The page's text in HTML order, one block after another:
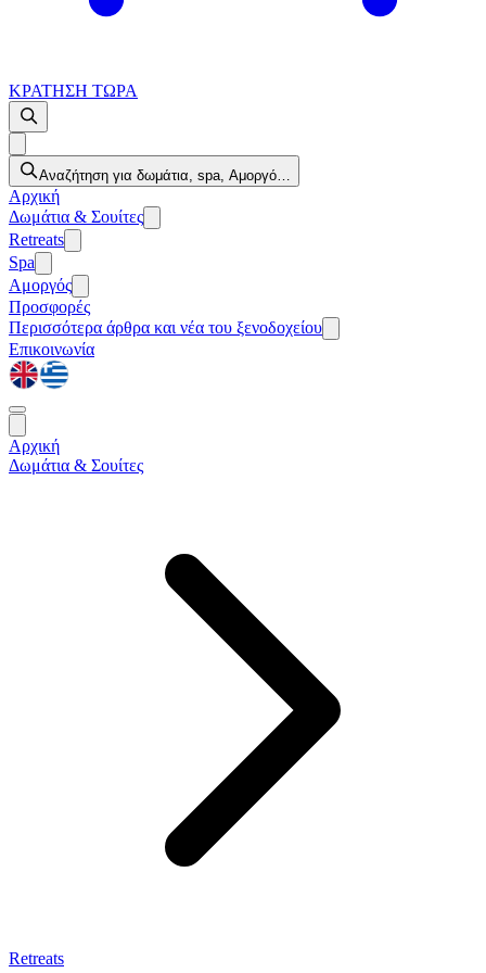
ΚΡΑΤΗΣΗ ΤΩΡΑ
Αναζήτηση για δωμάτια, spa, Αμοργό…
Αρχική
Δωμάτια & Σουίτες
Retreats
Spa
Αμοργός
Προσφορές
Περισσότερα άρθρα και νέα του ξενοδοχείου
Επικοινωνία
Αρχική
Δωμάτια & Σουίτες
Retreats